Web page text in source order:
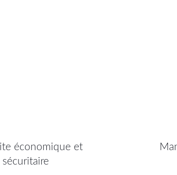
économique et
sécuritaire